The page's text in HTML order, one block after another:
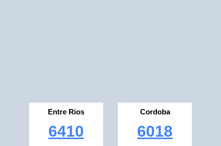
Entre Rios
6410
Cordoba
6018